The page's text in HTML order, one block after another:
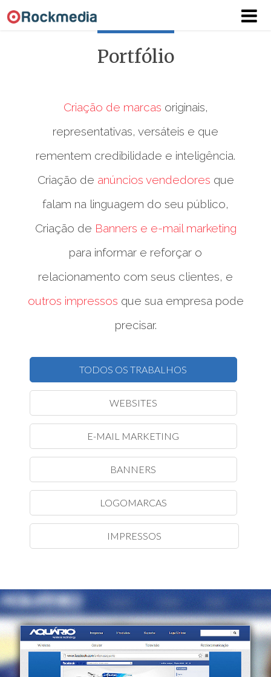
CONTATO
Portfólio
Criação de marcas originais,
representativas, versáteis e que
rementem credibilidade e inteligência.
Criação de anúncios vendedores que
falam na linguagem do seu público,
Criação de Banners e e-mail marketing
para informar e reforçar o
relacionamento com seus clientes, e
outros impressos que sua empresa pode
precisar.
TODOS OS TRABALHOS
WEBSITES
E-MAIL MARKETING
BANNERS
LOGOMARCAS
IMPRESSOS